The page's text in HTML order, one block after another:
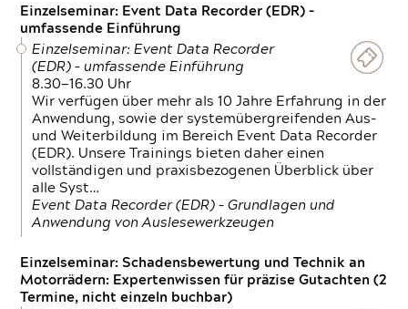
Einzelseminar: Event Data Recorder (EDR) –
umfassende Einführung
Einzelseminar: Event Data Recorder
(EDR) – umfassende Einführung
8.30—16.30 Uhr
Wir verfügen über mehr als 10 Jahre Erfahrung in der
Anwendung, sowie der systemübergreifenden Aus-
und Weiterbildung im Bereich Event Data Recorder
(EDR). Unsere Trainings bieten daher einen
vollständigen und praxisbezogenen Überblick über
alle Syst…
Event Data Recorder (EDR) – Grundlagen und
Anwendung von Auslesewerkzeugen
Einzelseminar: Schadensbewertung und Technik an
Motorrädern: Expertenwissen für präzise Gutachten (2
Termine, nicht einzeln buchbar)